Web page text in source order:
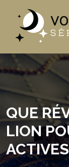
QUE
LION